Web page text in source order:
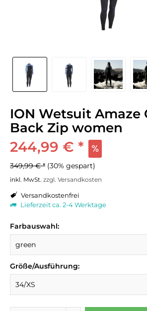
ION Wetsuit Amaze
Back Zip women
244,99 € *
349,99 € * (30% gespart)
inkl. MwSt. zzgl. Versandkosten
Versandkostenfrei
Lieferzeit ca. 2-4 Werktage
Farbauswahl:
Größe/Ausführung: